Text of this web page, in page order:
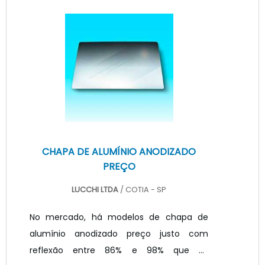
seu tempo de vida útil. A utilização de
uma luminária ineficiente pode resultar
em perca de dinheiro em longo prazo,
podendo ser em energia consumida ou
nas reposiç.
CHAPA DE ALUMÍNIO ANODIZADO
PREÇO
LUCCHI LTDA / COTIA - SP
No mercado, há modelos de chapa de
alumínio anodizado preço justo com
reflexão entre 86% e 98% que se